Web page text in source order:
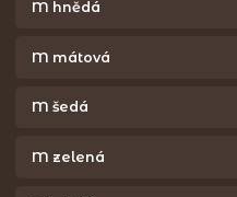
M hnědá
M mátová
M šedá
M zelená